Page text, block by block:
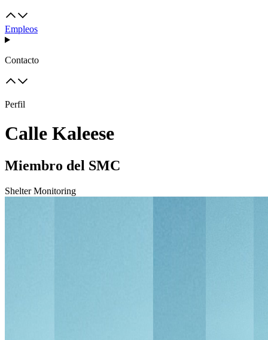
Empleos
Contacto
Perfil
Calle Kaleese
Miembro del SMC
Shelter Monitoring